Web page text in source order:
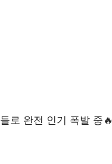
들로 완전 인기 폭발 중🔥